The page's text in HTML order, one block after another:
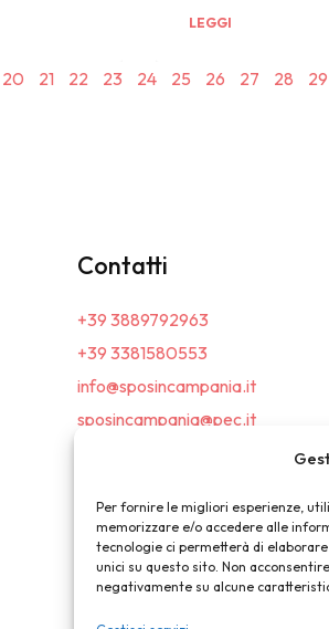
Per fornire le migliori esperienze,
memorizzare e/o accedere alle
tecnologie ci permetterà di
unici su questo sito. Non
negativamente su alcune
LEGGI
20 21 22 23 24 25 26 27 28 29
Contatti
+39 3889792963
+39 3381580553
info@sposincampania.it
sposincampania@pec.it